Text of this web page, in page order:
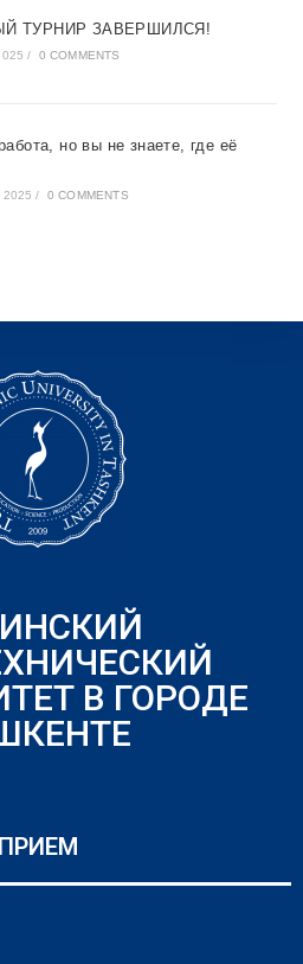
ТУРНИР ЗАВЕРШИЛСЯ!
/ 0 COMMENTS
но вы не знаете, где её
/ 0 COMMENTS
В ГОРОДЕ
ПРИЕМ